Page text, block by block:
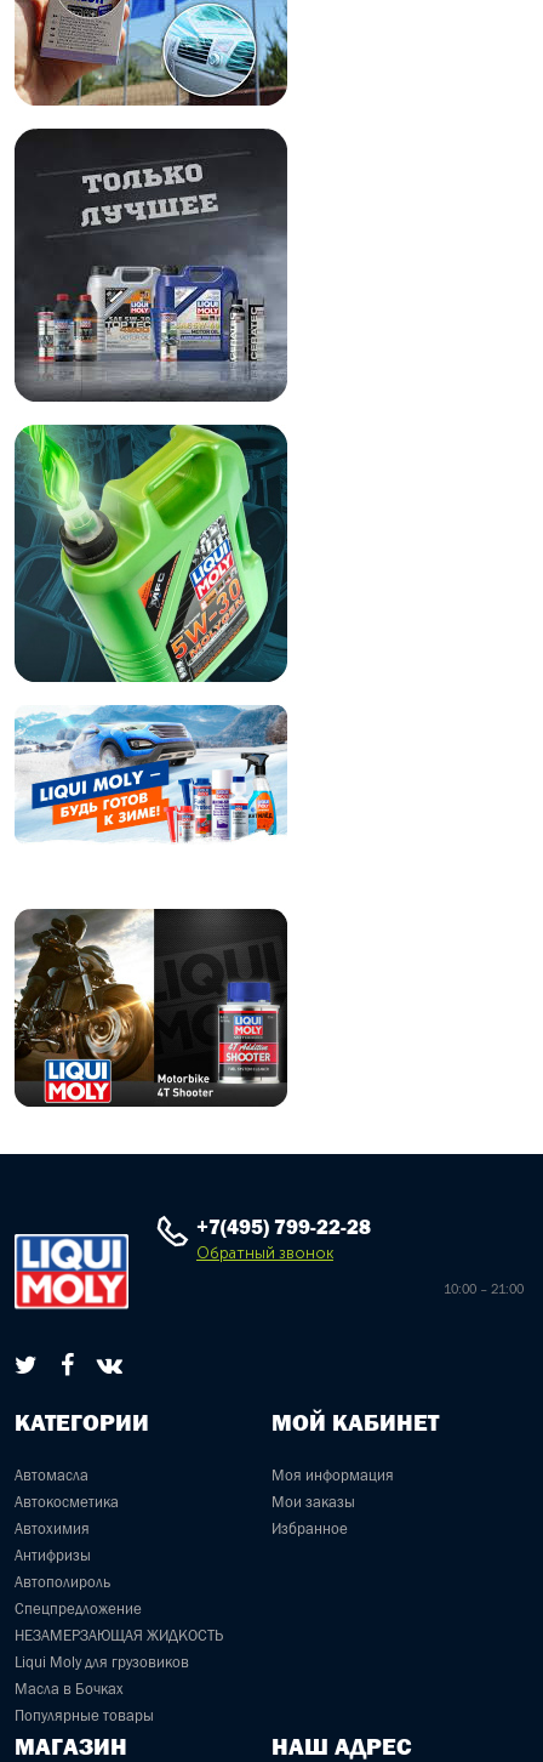
+7(495) 799-22-28
Обратный звонок
10:00 – 21:00
КАТЕГОРИИ
Автомасла
Автокосметика
Автохимия
Антифризы
Автополироль
Спецпредложение
НЕЗАМЕРЗАЮЩАЯ ЖИДКОСТЬ
Liqui Moly для грузовиков
Масла в Бочках
Популярные товары
МОЙ КАБИНЕТ
Моя информация
Мои заказы
Избранное
МАГАЗИН НАШ АДРЕС